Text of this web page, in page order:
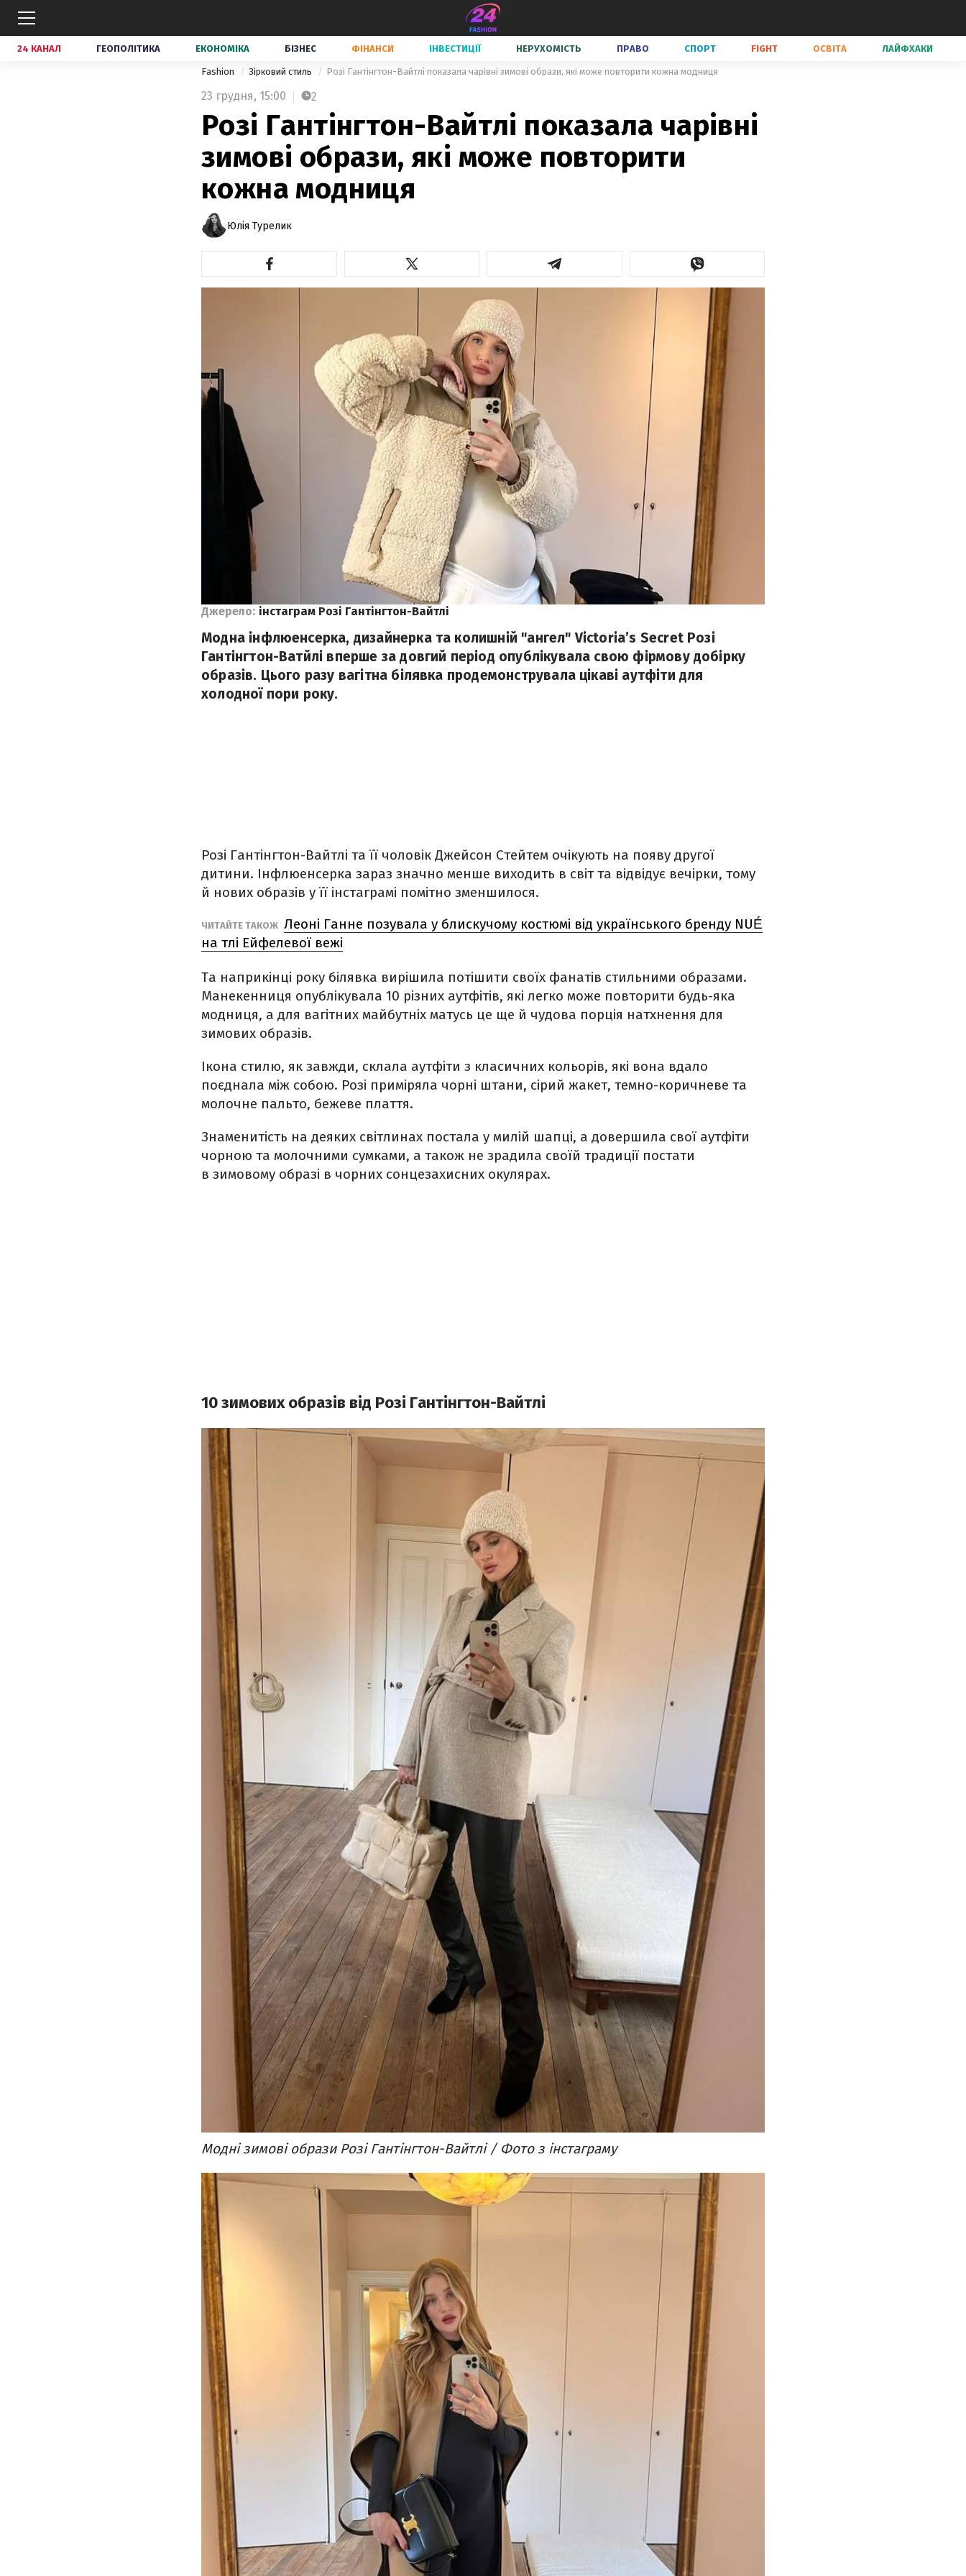
24 КАНАЛ ГЕОПОЛІТИКА ЕКОНОМІКА БІЗНЕС ФІНАНСИ ІНВЕСТИЦІЇ НЕРУХОМІСТЬ ПРАВО СПОРТ FIGHT ОСВІТА ЛАЙФХАКИ
Fashion Зірковий стиль Розі Гантінгтон-Вайтлі показала чарівні зимові образи, які може повторити кожна модниця
23 грудня, 15:00 2
Розі Гантінгтон-Вайтлі показала чарівні
зимові образи, які може повторити
кожна модниця
Юлія Турелик
Джерело: інстаграм Розі Гантінгтон-Вайтлі
Модна інфлюенсерка, дизайнерка та колишній "ангел" Victoria’s Secret Розі
Гантінгтон-Ватйлі вперше за довгий період опублікувала свою фірмову добірку
образів. Цього разу вагітна білявка продемонструвала цікаві аутфіти для
холодної пори року.
Розі Гантінгтон-Вайтлі та її чоловік Джейсон Стейтем очікують на появу другої
дитини. Інфлюенсерка зараз значно менше виходить в світ та відвідує вечірки, тому
й нових образів у її інстаграмі помітно зменшилося.
ЧИТАЙТЕ ТАКОЖ Леоні Ганне позувала у блискучому костюмі від українського бренду NUÉ
на тлі Ейфелевої вежі
Та наприкінці року білявка вирішила потішити своїх фанатів стильними образами.
Манекенниця опублікувала 10 різних аутфітів, які легко може повторити будь-яка
модниця, а для вагітних майбутніх матусь це ще й чудова порція натхнення для
зимових образів.
Ікона стилю, як завжди, склала аутфіти з класичних кольорів, які вона вдало
поєднала між собою. Розі приміряла чорні штани, сірий жакет, темно-коричневе та
молочне пальто, бежеве плаття.
Знаменитість на деяких світлинах постала у милій шапці, а довершила свої аутфіти
чорною та молочними сумками, а також не зрадила своїй традиції постати
в зимовому образі в чорних сонцезахисних окулярах.
10 зимових образів від Розі Гантінгтон-Вайтлі
Модні зимові образи Розі Гантінгтон-Вайтлі / Фото з інстаграму